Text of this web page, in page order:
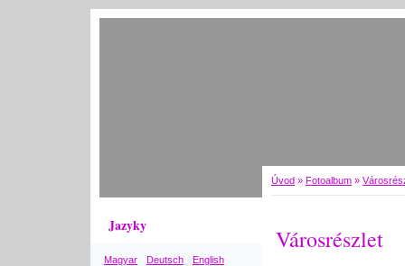
Jazyky
Magyar Deutsch
English
Úvod » Fotoalbum »
Városrészlet